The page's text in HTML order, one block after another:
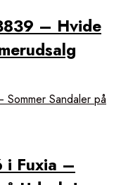
– Hvide
i Fuxia –